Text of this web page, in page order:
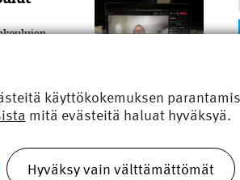
käyttöön.
Helsingin
käyttökokemuksen
mitä evästeitä haluat hyväksyä.
Hyväksy vain välttämättömät